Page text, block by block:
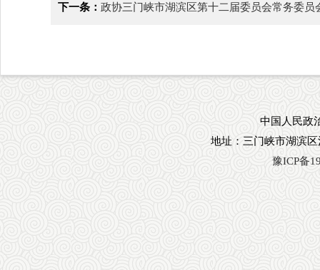
下一条： 政协三门峡市湖滨区第十二届委员会常务委
中国人民政
地址：三门峡市湖滨
豫ICP备